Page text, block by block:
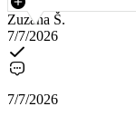
Zuzana Š.
7/7/2026
7/7/2026